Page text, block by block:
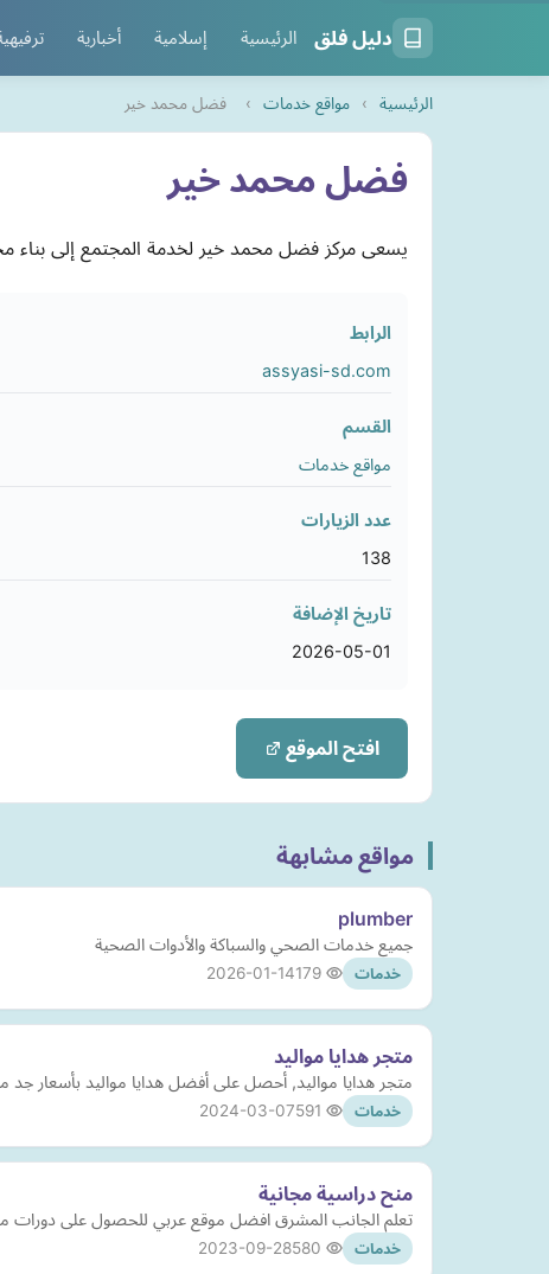
دليل فلق الرئيسية إسلامية أخبارية
الرئيسية › مواقع خدمات › فضل محمد خير
فضل محمد خير
يسعى مركز فضل محمد خير لخدمة المجتمع إلى بناء
الرابط
assyasi-sd.com
القسم
مواقع خدمات
عدد الزيارات
138
تاريخ الإضافة
2026-05-01
افتح الموقع
مواقع مشابهة
plumber
جميع خدمات الصحي والسباكة والأدوات الصحية
خدمات 2026-01-14
متجر هدايا مواليد
متجر هدايا مواليد, أحصل على أفضل هدايا مواليد بأسعار جد
خدمات 2024-03-07
منح دراسية مجانية
تعلم الجانب المشرق افضل موقع عربي للحصول على دورات
خدمات 2023-09-28